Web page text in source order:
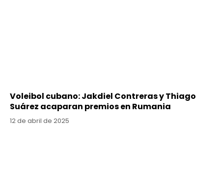
Voleibol cubano: Jakdiel Contreras y Thiago
Suárez acaparan premios en Rumania
12 de abril de 2025